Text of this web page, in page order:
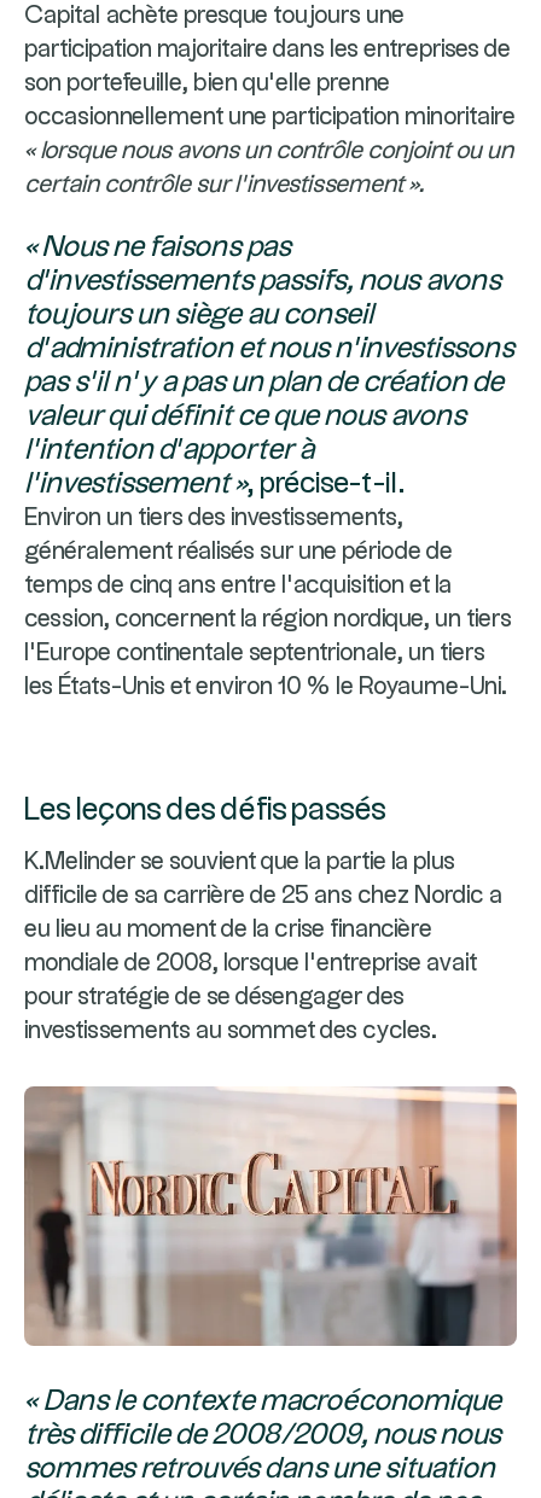
Capital achète presque toujours une
participation majoritaire dans les entreprises de
son portefeuille, bien qu’elle prenne
occasionnellement une participation minoritaire
« lorsque nous avons un contrôle conjoint ou un
certain contrôle sur l’investissement ».
« Nous ne faisons pas
d’investissements passifs, nous avons
toujours un siège au conseil
d’administration et nous n’investissons
pas s’il n’y a pas un plan de création de
valeur qui définit ce que nous avons
l’intention d’apporter à
l’investissement », précise-t-il.
Environ un tiers des investissements,
généralement réalisés sur une période de
temps de cinq ans entre l’acquisition et la
cession, concernent la région nordique, un tiers
l’Europe continentale septentrionale, un tiers
les États-Unis et environ 10 % le Royaume-Uni.
Les leçons des défis passés
K.Melinder se souvient que la partie la plus
difficile de sa carrière de 25 ans chez Nordic a
eu lieu au moment de la crise financière
mondiale de 2008, lorsque l’entreprise avait
pour stratégie de se désengager des
investissements au sommet des cycles.
« Dans le contexte macroéconomique
très difficile de 2008/2009, nous nous
sommes retrouvés dans une situation